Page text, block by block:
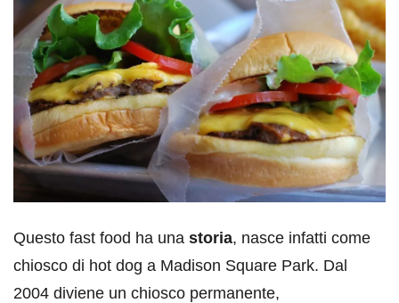
Questo fast food ha una storia, nasce infatti come
chiosco di hot dog a Madison Square Park. Dal
2004 diviene un chiosco permanente,